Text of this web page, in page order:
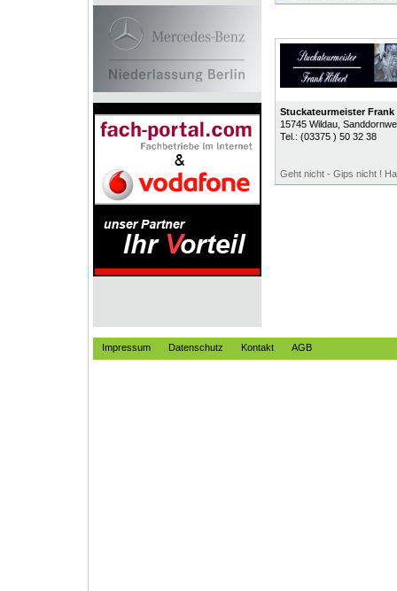
Stuckateurmeister Frank
15745 Wildau,
Tel.: (03375 ) 50 32 38
Geht nicht - Gips nicht !
Impressum Datenschutz Kontakt AGB